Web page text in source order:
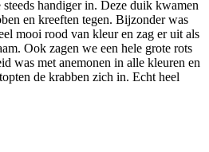
handiger in. Deze duik kwamen
en kreeften tegen. Bijzonder was
mooi rood van kleur en zag er uit als
Ook zagen we een hele grote rots
was met anemonen in alle kleuren en
de krabben zich in. Echt heel